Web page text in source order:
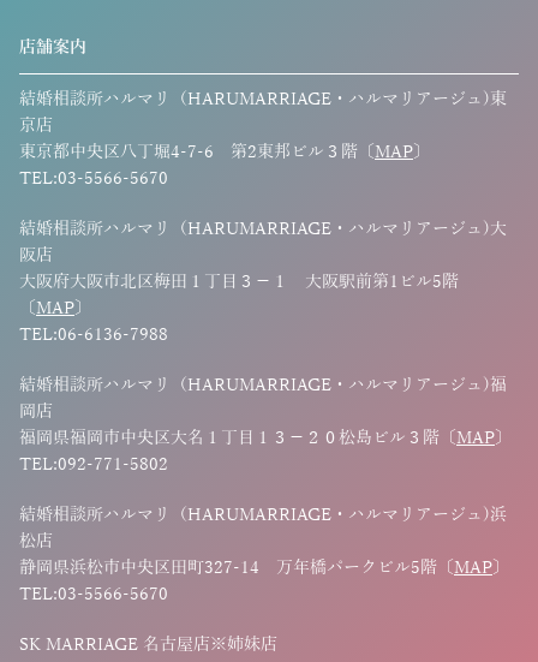
店舗案内
結婚相談所ハルマリ（HARUMARRIAGE・ハルマリアージュ)東
京店
東京都中央区八丁堀4-7-6 第2東邦ビル３階〔 MAP〕
TEL:03-5566-5670
結婚相談所ハルマリ（HARUMARRIAGE・ハルマリアージュ)大
阪店
大阪府大阪市北区梅田１丁目３−１ 大阪駅前第1ビル5階
〔 MAP〕
TEL:06-6136-7988
結婚相談所ハルマリ（HARUMARRIAGE・ハルマリアージュ)福
岡店
福岡県福岡市中央区大名１丁目１３−２０松島ビル３階〔 MAP〕
TEL:092-771-5802
結婚相談所ハルマリ（HARUMARRIAGE・ハルマリアージュ)浜
松店
静岡県浜松市中央区田町327-14 万年橋パークビル5階〔 MAP〕
TEL:03-5566-5670
SK MARRIAGE 名古屋店※姉妹店